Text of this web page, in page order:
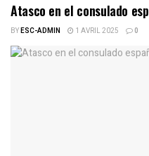
Atasco en el consulado
BYESC-ADMIN 1 AVRIL 2025 0